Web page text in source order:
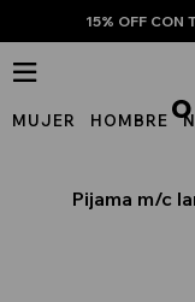
15% OFF CON
MUJER HOMBRE

Pijama m/c